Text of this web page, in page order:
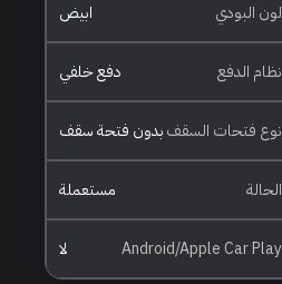
لون البودي ابيض
نظام الدفع دفع خلفي
نوع فتحات السقفبدون فتحة سقف
الحالة مستعملة
لا